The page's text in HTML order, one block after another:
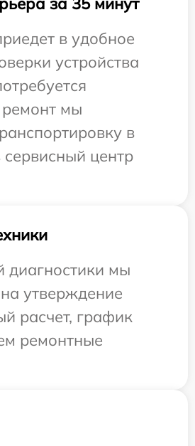
в удобное
устройства
мы
в
центр
диагностики мы
утверждение
расчет, график
ремонтные